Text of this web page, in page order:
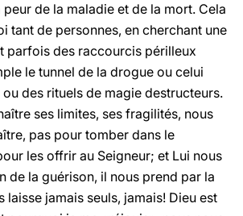
de la maladie et de la mort. Cela
tant de personnes, en cherchant une
parfois des raccourcis périlleux
le tunnel de la drogue ou celui
des rituels de magie destructeurs.
ses limites, ses fragilités, nous
pas pour tomber dans le
les offrir au Seigneur; et Lui nous
de la guérison, il nous prend par la
laisse jamais seuls, jamais! Dieu est